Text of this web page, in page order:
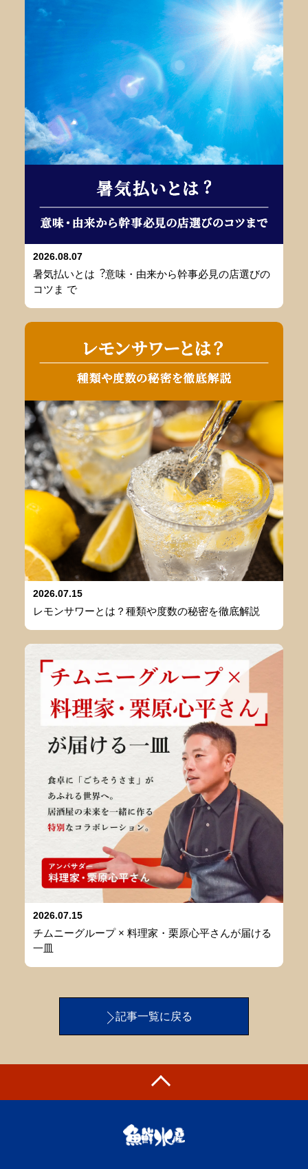
2026.08.07
暑気払いとは︖意味・由来から幹事必⾒の店選びの
コツま で
2026.07.15
レモンサワーとは？種類や度数の秘密を徹底解説
2026.07.15
チムニーグループ × 料理家・栗原心平さんが届ける
一皿
記事一覧に戻る